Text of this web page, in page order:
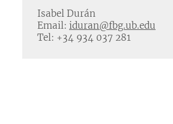
Isabel Durán
Email: iduran@fbg.ub.edu
Tel: +34 934 037 281